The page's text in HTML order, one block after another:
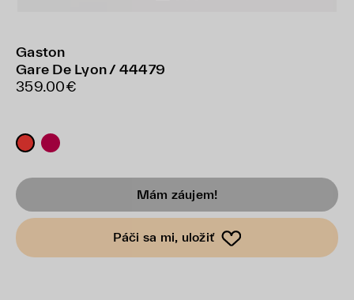
Gaston
Gare De Lyon / 44479
359.00€
Mám záujem!
Páči sa mi, uložiť